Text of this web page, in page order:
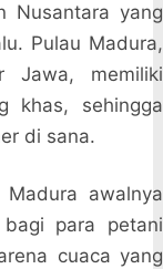
Nusantara yang
Pulau Madura,
Jawa, memiliki
khas, sehingga
di sana.
awalnya
para petani
cuaca yang